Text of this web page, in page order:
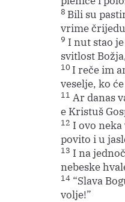
8 Bili su
vrime
9 I nut stao
svitlost
10 I reče im
veselje, ko
11 Ar danas
e Kristuš
12 I ovo
povito i u
13 I na
nebeske
14“Slava
volje!”